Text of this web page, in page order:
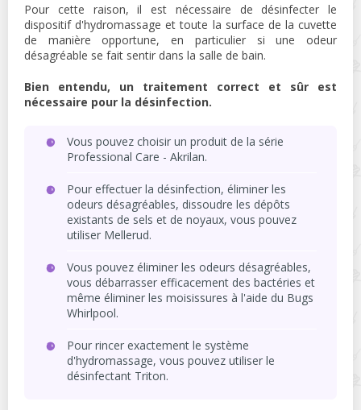
Pour cette raison, il est nécessaire de désinfecter le
dispositif d'hydromassage et toute la surface de la cuvette
de manière opportune, en particulier si une odeur
désagréable se fait sentir dans la salle de bain.
Bien entendu, un traitement correct et sûr est
nécessaire pour la désinfection.
Vous pouvez choisir un produit de la série
Professional Care - Akrilan.
Pour effectuer la désinfection, éliminer les
odeurs désagréables, dissoudre les dépôts
existants de sels et de noyaux, vous pouvez
utiliser Mellerud.
Vous pouvez éliminer les odeurs désagréables,
vous débarrasser efficacement des bactéries et
même éliminer les moisissures à l'aide du Bugs
Whirlpool.
Pour rincer exactement le système
d'hydromassage, vous pouvez utiliser le
désinfectant Triton.